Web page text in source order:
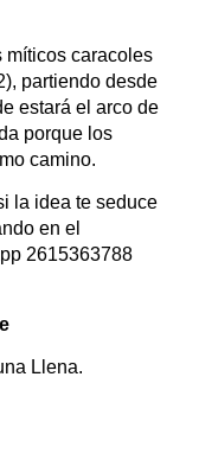
míticos caracoles
partiendo desde
estará el arco de
porque los
camino.
la idea te seduce
en el
2615363788
Llena.